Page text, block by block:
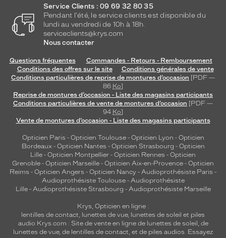
Service Clients : 09 69 32 80 35
Pendant l'été, le service clients est disponible du
lundi au vendredi de 10h à 18h.
serviceclients@krys.com
Nous contacter
Questions fréquentes
Commandes - Retours - Remboursement
Conditions des offres sur le site
Conditions générales de vente
Conditions particulières de reprise de montures d’occasion [PDF —
86 Ko]
Reprise de montures d’occasion - Liste des magasins participants
Conditions particulières de vente de montures d’occasion [PDF —
94 Ko]
Vente de montures d’occasion - Liste des magasins participants
Opticien Paris - Opticien Toulouse- Opticien Lyon - Opticien
Bordeaux- Opticien Nantes - Opticien Strasbourg - Opticien
Lille - Opticien Montpellier - Opticien Rennes - Opticien
Grenoble - Opticien Marseille - Opticien Aix-en-Provence - Opticien
Reims - Opticien Angers - Opticien Nancy - Audioprothésiste Paris -
Audioprothésiste Toulouse- Audioprothésiste
Lille- Audioprothésiste Strasbourg - Audioprothésiste Marseille
Krys, Opticien en ligne :
lentilles de contact, lunettes de vue, lunettes de soleil et piles
audio Krys.com : Site de vente en ligne de lunettes de soleil, de
lunettes de vue, de lentilles de contact, et de piles audios. Essayez